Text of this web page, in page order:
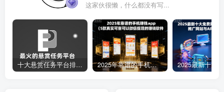
这家伙很懒，什么都没有写...
十大悬赏任务平台排行榜（全网最好的悬赏任务平台） 2025年靠谱的手机赚钱app（5款真实可靠可以微信提现的赚钱软件）